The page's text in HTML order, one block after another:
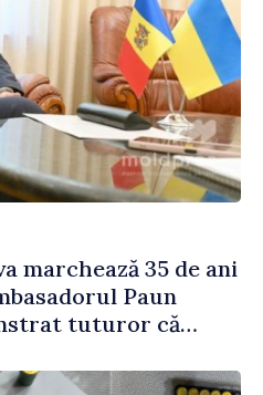
marchează 35 de ani
Paun
tuturor că